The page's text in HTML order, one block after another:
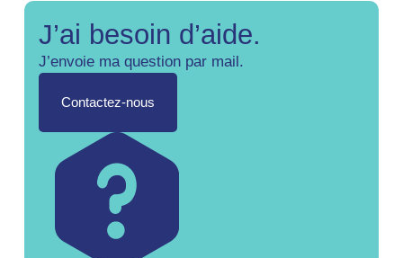
J’ai besoin d’aide.
J’envoie ma question par mail.
Contactez-nous